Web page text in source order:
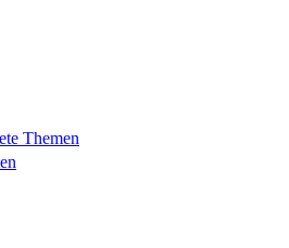
Themen